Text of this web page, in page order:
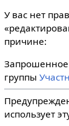
У вас нет
причине:
Запрошенное
группы
использует